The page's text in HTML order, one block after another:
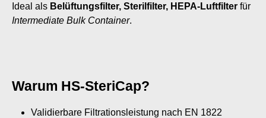
Ideal als Belüftungsfilter, Sterilfilter, HEPA-Luftfilter für
Intermediate Bulk Container.
Warum HS-SteriCap?
Validierbare Filtrationsleistung nach EN 1822